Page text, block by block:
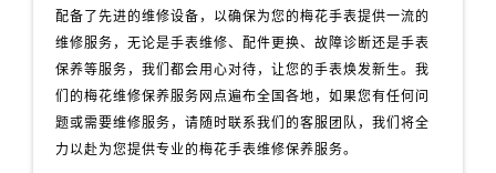
配备了先进的维修设备，以确保为您的梅花手表提供一流的
维修服务，无论是手表维修、配件更换、故障诊断还是手表
保养等服务，我们都会用心对待，让您的手表焕发新生。我
们的梅花维修保养服务网点遍布全国各地，如果您有任何问
题或需要维修服务，请随时联系我们的客服团队，我们将全
力以赴为您提供专业的梅花手表维修保养服务。